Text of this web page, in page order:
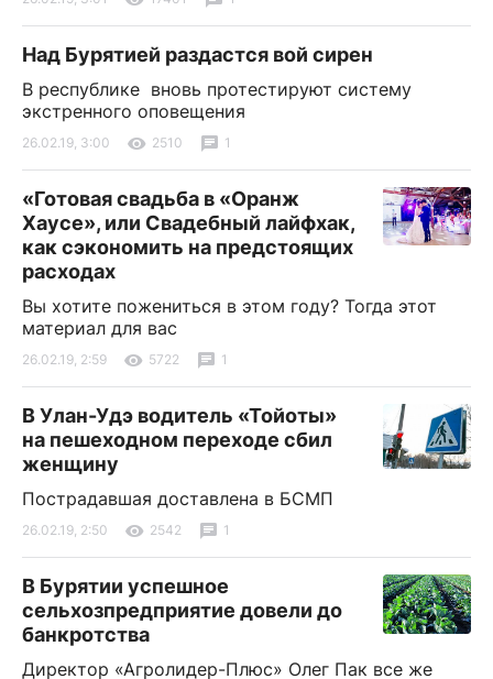
Над Бурятией раздастся вой сирен
В республике вновь протестируют систему
экстренного оповещения
26.02.19, 3:00 2510 1
«Готовая свадьба в «Оранж
Хаусе», или Свадебный лайфхак,
как сэкономить на предстоящих
расходах
Вы хотите пожениться в этом году? Тогда этот
материал для вас
26.02.19, 2:59 5722 1
В Улан-Удэ водитель «Тойоты»
на пешеходном переходе сбил
женщину
Пострадавшая доставлена в БСМП
26.02.19, 2:50 2542 1
В Бурятии успешное
сельхозпредприятие довели до
банкротства
Директор «Агролидер-Плюс» Олег Пак все же